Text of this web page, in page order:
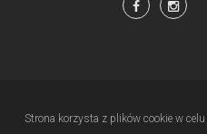
Strona korzysta z plików cookie w